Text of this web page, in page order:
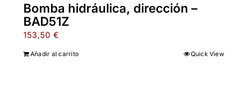
Bomba hidráulica, dirección –
BAD51Z
153,50 €
Añadir al carrito Quick View